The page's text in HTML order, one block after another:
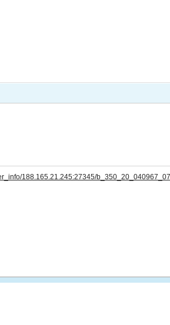
188.165.21.245:27345/